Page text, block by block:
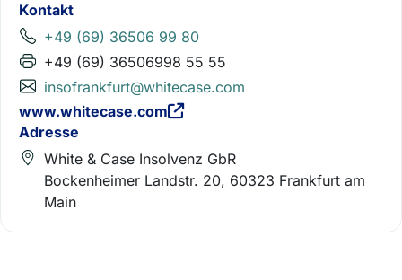
Kontakt
+49 (69) 36506 99 80
+49 (69) 36506998 55 55
insofrankfurt@whitecase.com
www.whitecase.com
Adresse
White & Case Insolvenz GbR
Bockenheimer Landstr. 20, 60323 Frankfurt am
Main